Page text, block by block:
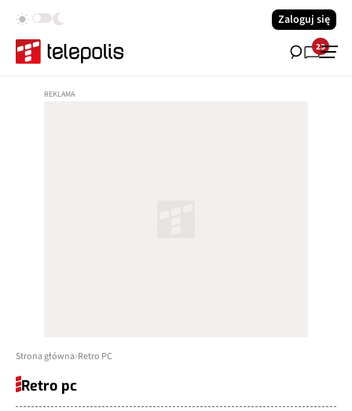
Zaloguj się
23
Strona główna Retro PC
Retro pc